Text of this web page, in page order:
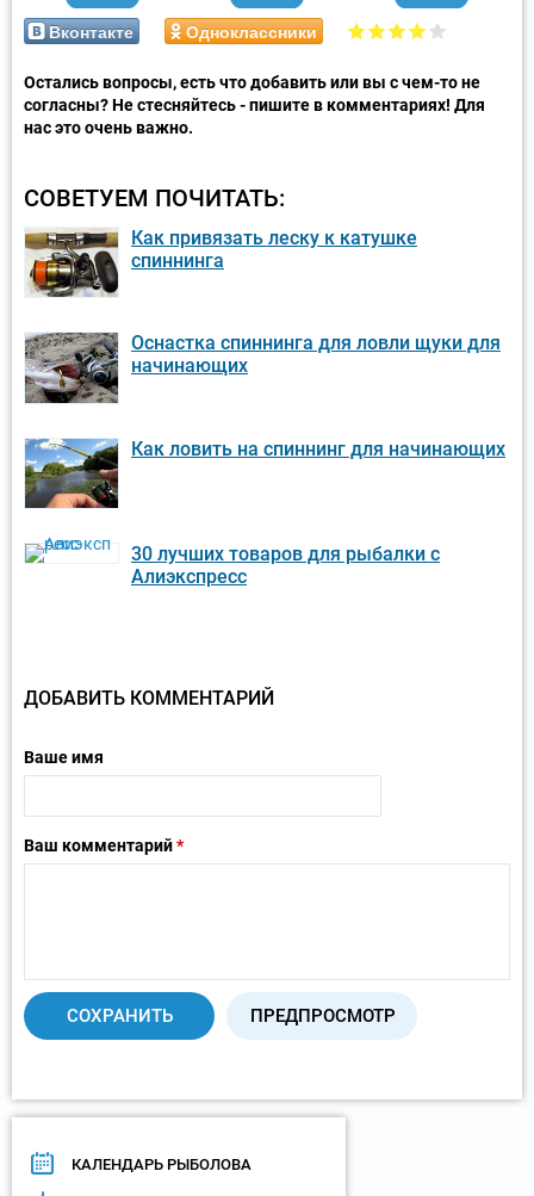
Вконтакте Одноклассники
Остались вопросы, есть что добавить или вы с чем-то не
согласны? Не стесняйтесь - пишите в комментариях! Для
нас это очень важно.
СОВЕТУЕМ ПОЧИТАТЬ:
Как привязать леску к катушке
спиннинга
Оснастка спиннинга для ловли щуки для
начинающих
Как ловить на спиннинг для начинающих
30 лучших товаров для рыбалки с
Алиэкспресс
ДОБАВИТЬ КОММЕНТАРИЙ
Ваше имя
Ваш комментарий*
КАЛЕНДАРЬ РЫБОЛОВА